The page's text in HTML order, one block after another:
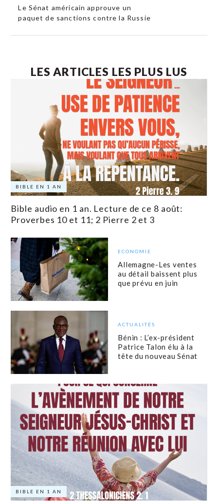
Le Sénat américain approuve un
paquet de sanctions contre la Russie
LES ARTICLES LES PLUS LUS
BIBLE EN 1 AN
Bible audio en 1 an. Lecture de ce 8 août:
Proverbes 10 et 11; 2 Pierre 2 et 3
ECONOMIE
Allemagne-Les ventes
au détail baissent plus
que prévu en juin
ACTUALITÉS
Bénin : L’ex-président
Patrice Talon élu à la
tête du nouveau Sénat
BIBLE EN 1 AN